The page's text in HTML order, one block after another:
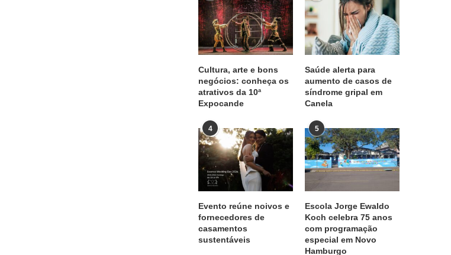
Cultura, arte e bons
negócios: conheça os
atrativos da 10ª
Expocande
Saúde alerta para
aumento de casos de
síndrome gripal em
Canela
4
Evento reúne noivos e
fornecedores de
casamentos
sustentáveis
5
Escola Jorge Ewaldo
Koch celebra 75 anos
com programação
especial em Novo
Hamburgo